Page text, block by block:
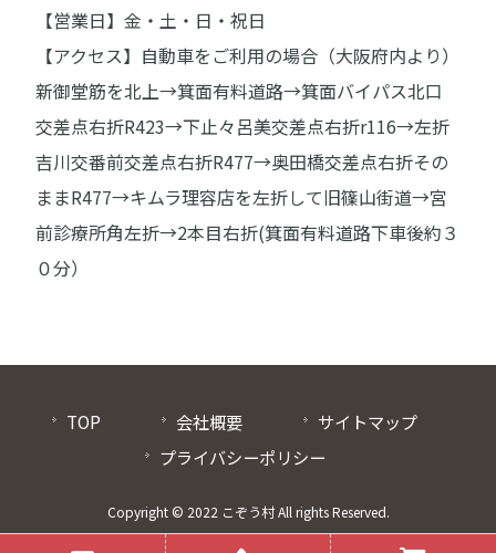
【営業日】金・土・日・祝日
【アクセス】自動車をご利用の場合（大阪府内より）
新御堂筋を北上→箕面有料道路→箕面バイパス北口
交差点右折R423→下止々呂美交差点右折r116→左折
吉川交番前交差点右折R477→奥田橋交差点右折その
ままR477→キムラ理容店を左折して旧篠山街道→宮
前診療所角左折→2本目右折(箕面有料道路下車後約３
０分）
TOP 会社概要
サイトマップ
プライバシーポリシー
Copyright © 2022 こぞう村 All rights Reserved.